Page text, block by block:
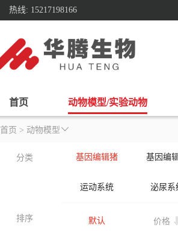
热线: 15217198166
首页 动物模型/实验动物
首页 > 动物模型
分类 基因编辑猪 基因编
运动系统 泌尿系
排序 默认 价格